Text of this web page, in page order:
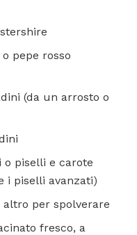
pepe rosso
(da un arrosto o
piselli e carote
i piselli avanzati)
per spolverare
fresco, a